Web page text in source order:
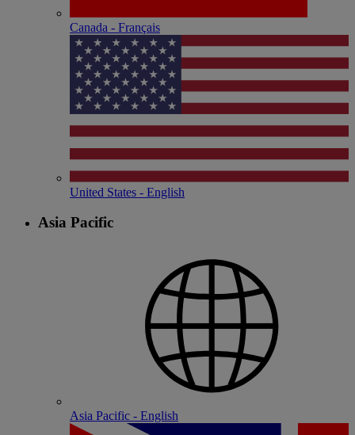
Canada - Français
United States - English
Asia Pacific
Asia Pacific - English